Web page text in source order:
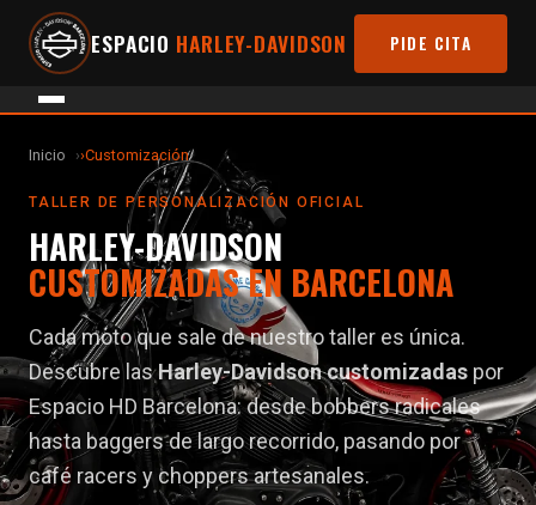
ESPACIO HARLEY-DAVIDSON PIDE CITA
Inicio ›Customización
TALLER DE PERSONALIZACIÓN OFICIAL
HARLEY-DAVIDSON
CUSTOMIZADAS EN BARCELONA
Cada moto que sale de nuestro taller es única.
Descubre lasHarley-Davidson customizadas por
Espacio HD Barcelona: desde bobbers radicales
hasta baggers de largo recorrido, pasando por
café racers y choppers artesanales.